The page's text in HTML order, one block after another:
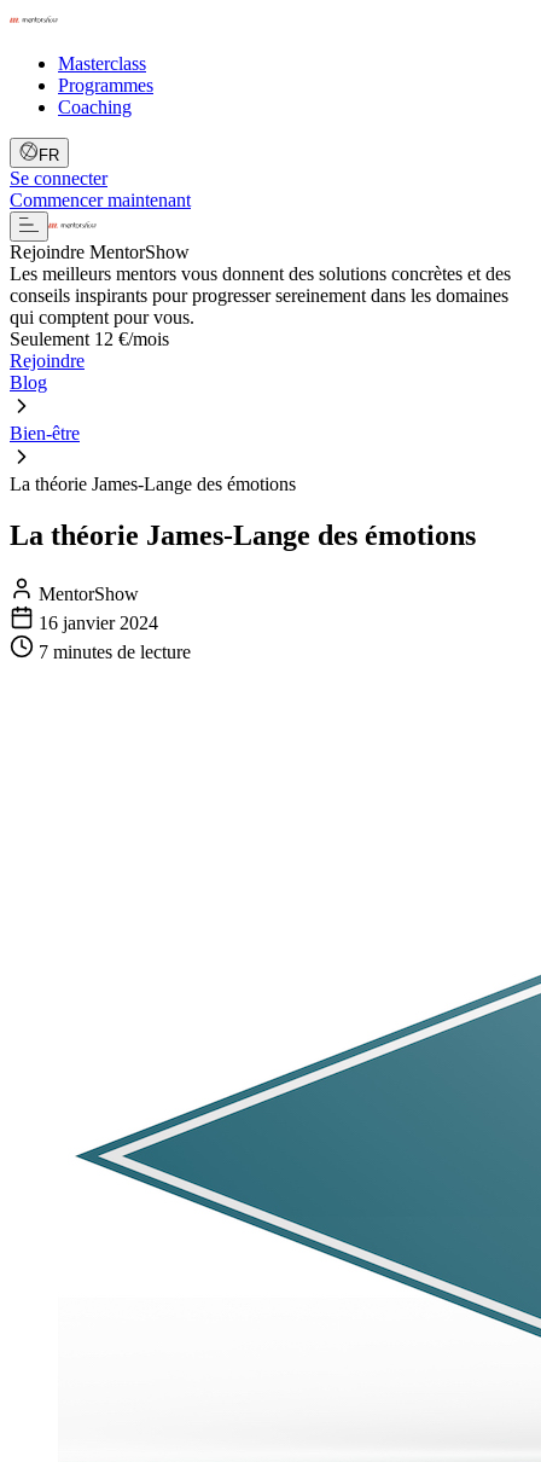
Masterclass
Programmes
Coaching
FR
Se connecter
Commencer maintenant
Rejoindre MentorShow
Les meilleurs mentors vous donnent des solutions concrètes et des
conseils inspirants pour progresser sereinement dans les domaines
qui comptent pour vous.
Seulement 12 €/mois
Rejoindre
Blog
Bien-être
La théorie James-Lange des émotions
La théorie James-Lange des émotions
MentorShow
16 janvier 2024
7 minutes de lecture